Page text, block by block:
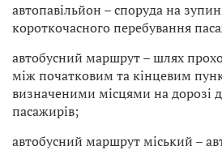
автопавільйон – споруда на
короткочасного перебування
автобусний маршрут – шлях
між початковим та кінцевим
визначеними місцями на дорозі
пасажирів;
автобусний маршрут міський –